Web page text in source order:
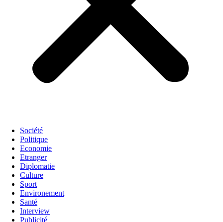
Société
Politique
Economie
Etranger
Diplomatie
Culture
Sport
Environement
Santé
Interview
Publicité